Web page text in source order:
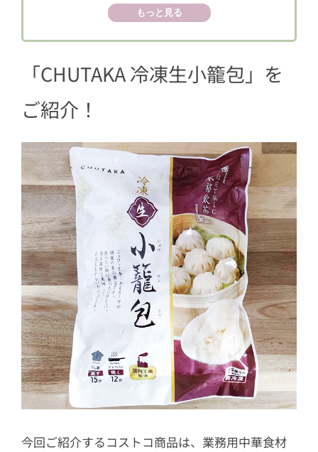
焼き小籠包
3.1作り方
実食！ 焼き小籠包
4
まとめ
もっと見る
「CHUTAKA 冷凍生小籠包」を
ご紹介！
今回ご紹介するコストコ商品は、業務用中華食材